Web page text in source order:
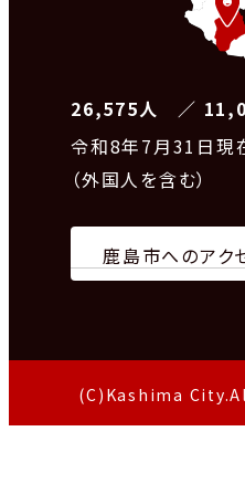
26,575人 ／
令和8年7月31日現
（外国人を含む）
鹿島市へのアク
(C)Kashima